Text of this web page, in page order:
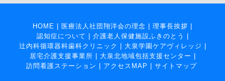
HOME | 医療法人社団翔洋会の理念 | 理事長挨拶 |
認知症について | 介護老人保健施設ふきのとう
|
辻内科循環器科歯科クリニック | 大泉学園ケアヴィレッジ |
居宅介護支援事業所 | 大泉北地域包括支援センター |
訪問看護ステーション | アクセスMAP | サイトマップ